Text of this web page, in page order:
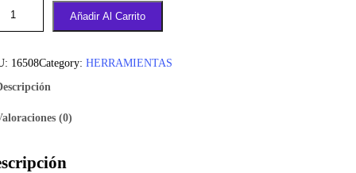
Añadir Al Carrito
16508Category: HERRAMIENTAS
(0)